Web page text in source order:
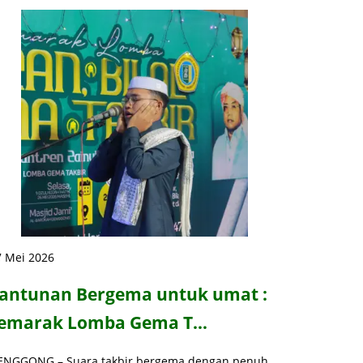
Mei 2026
Bergema untuk umat :
Lomba Gema T…